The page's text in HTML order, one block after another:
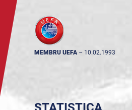
MEMBRU UEFA -- 10.02.1993